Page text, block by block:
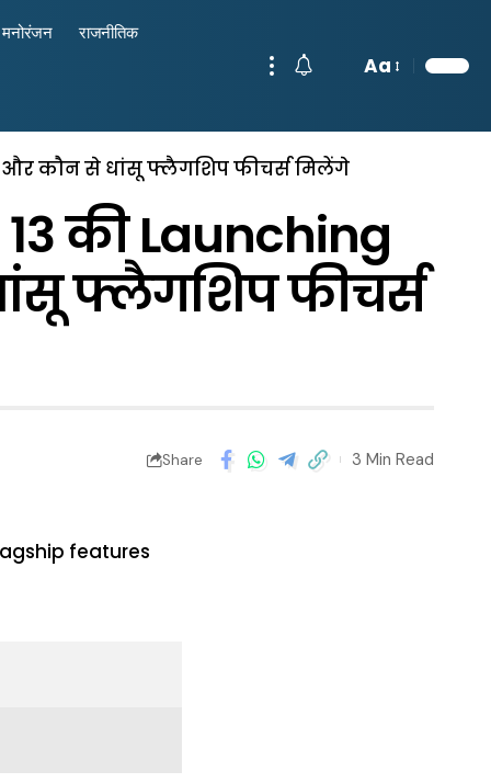
मनोरंजन राजनीतिक
Aa
और कौन से धांसू फ्लैगशिप फीचर्स मिलेंगे
की Launching
फ्लैगशिप फीचर्स
Share 3 Min Read